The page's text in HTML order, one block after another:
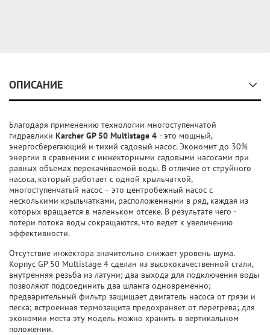
ОПИСАНИЕ
Благодаря применению технологии многоступенчатой
гидравлики Karcher GP 50 Multistage 4 - это мощный,
энергосберегающий и тихий садовый насос. Экономит до 30%
энергии в сравнении с инжекторными садовыми насосами при
равных объемах перекачиваемой воды. В отличие от струйного
насоса, который работает с одной крыльчаткой,
многоступенчатый насос – это центробежный насос с
несколькими крыльчатками, расположенными в ряд, каждая из
которых вращается в маленьком отсеке. В результате чего -
потери потока воды сокращаются, что ведет к увеличению
эффективности.
Отсутствие инжектора значительно снижает уровень шума.
Корпус GP 50 Multistage 4 сделан из высококачественной стали,
внутренняя резьба из латуни; два выхода для подключения воды
позволяют подсоединить два шланга одновременно;
предварительный фильтр защищает двигатель насоса от грязи и
песка; встроенная термозащита предохраняет от перегрева; для
экономии места эту модель можно хранить в вертикальном
положении.